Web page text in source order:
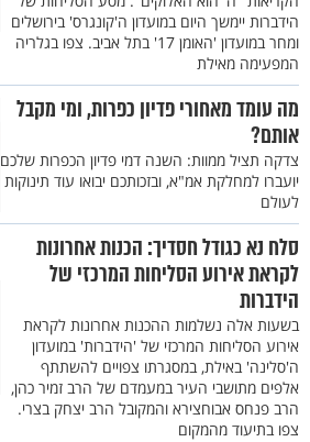
הידברות יימשך היום במועדון ה'קונגרס' בירושלים
ומחר במועדון 'האומן 17' בתל אביב. צפו בגלריה
המפעימה מאילת
מה עומד מאחורי פדיון כפרות, ומי מקבל
אותם?
צדקה תציל ממוות: השנה דמי פדיון הכפרות שלכם
יועברו למחלקת אמ"א, ובזכותכם יבואו עוד תינוקות
לעולם
סלח נא כגודל חסדיך: הכנות אחרונות
לקראת אירוע הסליחות המרכזי של
הידברות
בשעות אלה נשלמות ההכנות אחרונות לקראת
אירוע הסליחות המרכזי של 'הידברות' במועדון
ה'סלינה' באילת, במסגרתו צפויים להשתתף
אלפים מתושבי העיר במעמדם של הרב זמיר כהן,
הרב פנחס אבוחצירא והמקובל הרב יצחק בצרי.
צפו בתיעוד מהמקום